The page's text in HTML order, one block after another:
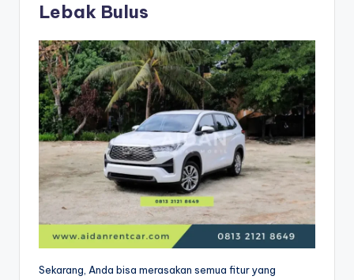
Lebak Bulus
Sekarang, Anda bisa merasakan semua fitur yang